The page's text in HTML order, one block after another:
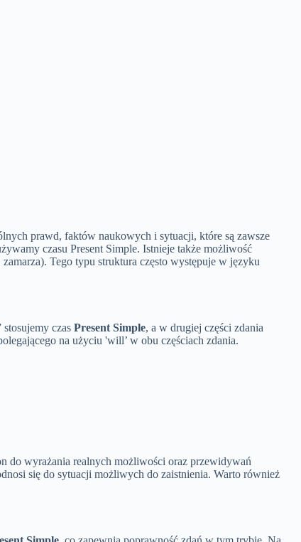
prawd, faktów naukowych i sytuacji, które są zawsze
czasu Present Simple. Istnieje także możliwość
Tego typu struktura często występuje w języku
czas Present Simple, a w drugiej części zdania
na użyciu 'will’ w obu częściach zdania.
do wyrażania realnych możliwości oraz przewidywań
się do sytuacji możliwych do zaistnienia. Warto również